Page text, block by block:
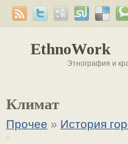
EthnoWork
Этнография и
Климат
Прочее » История